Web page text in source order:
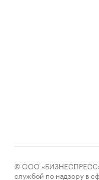
© ООО «БИЗНЕСПРЕСС»,
службой по надзору в